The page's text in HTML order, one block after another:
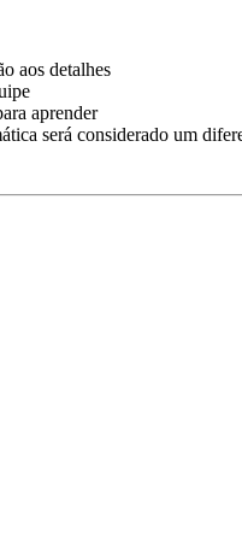
aos detalhes
aprender
será considerado um